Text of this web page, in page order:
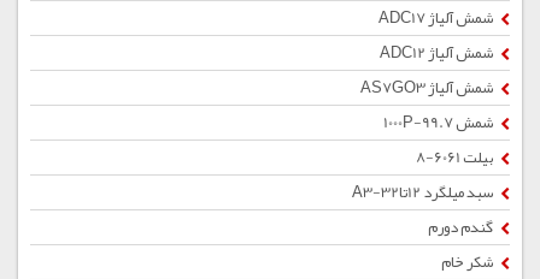
شمش آلیاژ ADC17
شمش آلیاژ ADC12
شمش آلیاژ AS7GO3
شمش 1000P-99.7
بیلت 6061-8
سبد میلگرد 12تا32-A3
گندم دورم
شکر خام